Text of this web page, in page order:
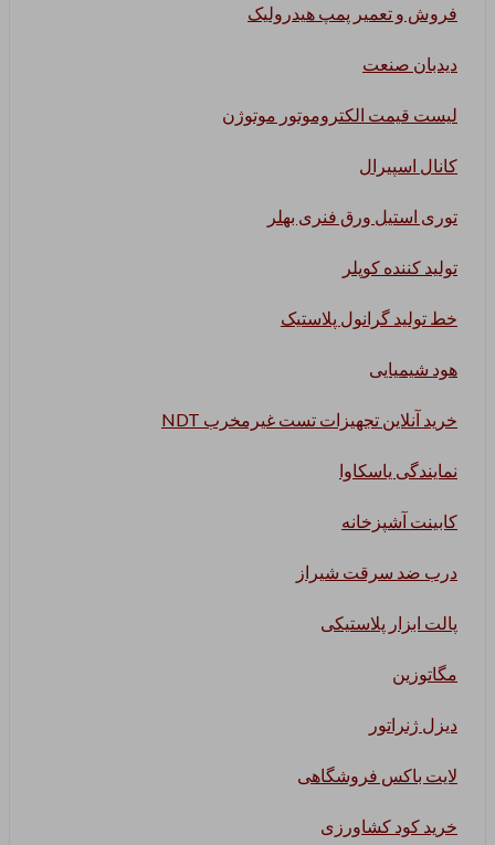
فروش و تعمیر پمپ هیدرولیک
دیدبان صنعت
لیست قیمت الکتروموتور موتوژن
کانال اسپیرال
توری استیل ورق فنری بهلر
تولید کننده کوپلر
خط تولید گرانول پلاستیک
هود شیمیایی
خرید آنلاین تجهیزات تست غیرمخرب NDT
نمایندگی یاسکاوا
کابینت آشپزخانه
درب ضد سرقت شیراز
پالت ابزار پلاستیکی
مگاتوزین
دیزل ژنراتور
لایت باکس فروشگاهی
خرید کود کشاورزی